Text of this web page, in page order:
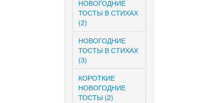
НОВОГОДНИЕ
ТОСТЫ В СТИХАХ
(2)
НОВОГОДНИЕ
ТОСТЫ В СТИХАХ
(3)
КОРОТКИЕ
НОВОГОДНИЕ
ТОСТЫ (2)